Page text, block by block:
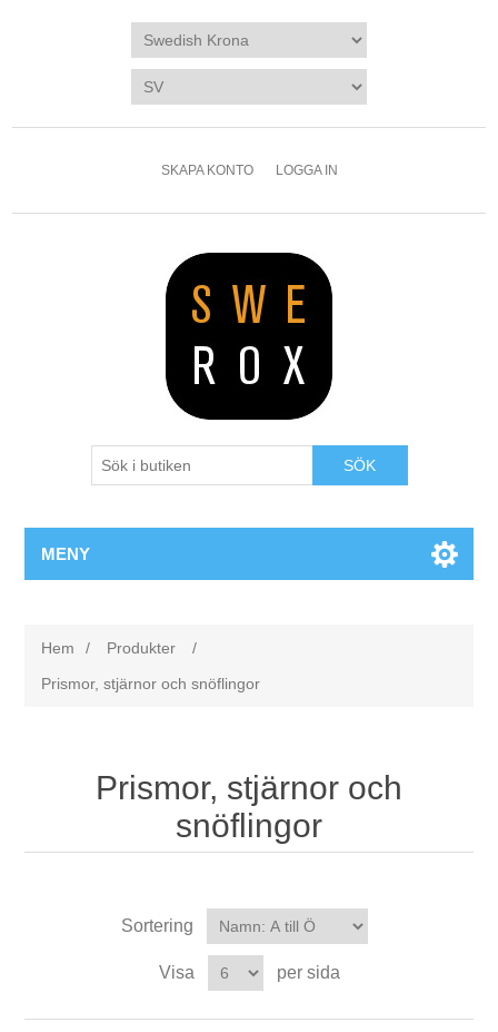
SKAPA KONTO LOGGA IN
SÖK
MENY
Hem / Produkter
/
Prismor, stjärnor och snöflingor
Prismor, stjärnor och
snöflingor
Sortering
Visa per sida